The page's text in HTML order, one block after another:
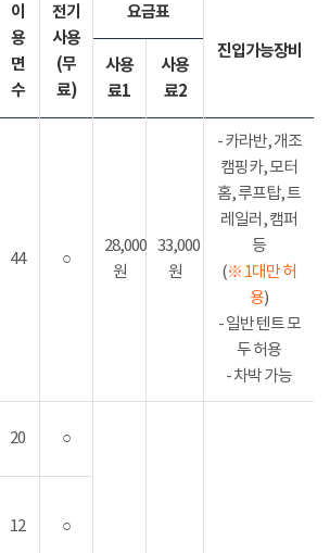
이
용
면
수
전기
사용
(무
료)
요금표
진입가능장비
사용
료1
사용
료2
44 ○
28,000
원
33,000
원
- 카라반, 개조
캠핑카, 모터
홈, 루프탑, 트
레일러, 캠퍼
등
(※ 1대만 허
용)
- 일반 텐트 모
두 허용
- 차박 가능
20 ○
12 ○